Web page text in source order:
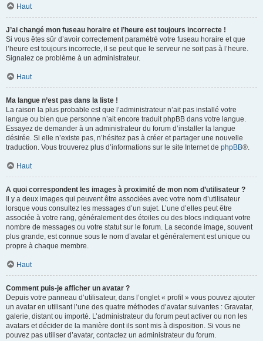
Haut
J’ai changé mon fuseau horaire et l’heure est toujours incorrecte !
Si vous êtes sûr d’avoir correctement paramétré votre fuseau horaire et que
l’heure est toujours incorrecte, il se peut que le serveur ne soit pas à l’heure.
Signalez ce problème à un administrateur.
Haut
Ma langue n’est pas dans la liste !
La raison la plus probable est que l’administrateur n’ait pas installé votre
langue ou bien que personne n’ait encore traduit phpBB dans votre langue.
Essayez de demander à un administrateur du forum d’installer la langue
désirée. Si elle n’existe pas, n’hésitez pas à créer et partager une nouvelle
traduction. Vous trouverez plus d’informations sur le site Internet de phpBB®.
Haut
A quoi correspondent les images à proximité de mon nom d’utilisateur ?
Il y a deux images qui peuvent être associées avec votre nom d’utilisateur
lorsque vous consultez les messages d’un sujet. L’une d’elles peut être
associée à votre rang, généralement des étoiles ou des blocs indiquant votre
nombre de messages ou votre statut sur le forum. La seconde image, souvent
plus grande, est connue sous le nom d’avatar et généralement est unique ou
propre à chaque membre.
Haut
Comment puis-je afficher un avatar ?
Depuis votre panneau d’utilisateur, dans l’onglet « profil » vous pouvez ajouter
un avatar en utilisant l’une des quatre méthodes d’avatar suivantes : Gravatar,
galerie, distant ou importé. L’administrateur du forum peut activer ou non les
avatars et décider de la manière dont ils sont mis à disposition. Si vous ne
pouvez pas utiliser d’avatar, contactez un administrateur du forum.